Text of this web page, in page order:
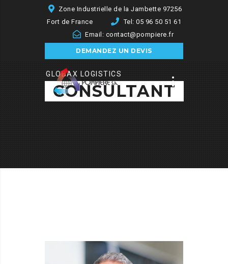
Zone Industrielle de la Jambette 97256
Fort de France
Tel: 05 96 50 51 61
Email: contact@pompiere.fr
DEMANDEZ UN DEVIS
GLOBAX LOGISTICS
CONSULTANT